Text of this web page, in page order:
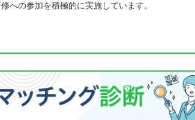
への参加を積極的に実施しています。